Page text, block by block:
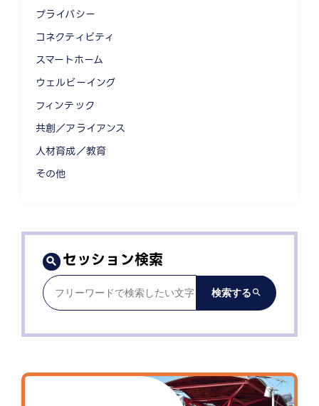
プライバシー
コネクティビティ
スマートホーム
ウェルビーイング
フィンテック
共創／アライアンス
人材育成／教育
その他
セッション検索